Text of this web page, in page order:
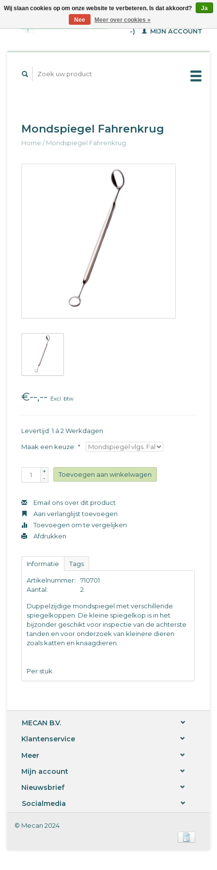
WINKELWAGEN (€--,-
-)
MIJN ACCOUNT
Mondspiegel Fahrenkrug
Home /Mondspiegel Fahrenkrug
€--,-- Excl. btw
Levertijd: 1 á 2 Werkdagen
Maak een keuze: *
+
-
Toevoegen aan winkelwagen
Email ons over dit product
Aan verlanglijst toevoegen
Toevoegen om te vergelijken
Afdrukken
Informatie Tags
Artikelnummer:
710701
Aantal:
2
Duppelzijdige mondspiegel met verschillende
spiegelkoppen. De kleine spiegelkop is in het
bijzonder geschikt voor inspectie van de achterste
tanden en voor onderzoek van kleinere dieren
zoals katten en knaagdieren.
Per stuk.
MECAN B.V.
Klantenservice
Meer
Mijn account
Nieuwsbrief
Socialmedia
Wij slaan cookies op om onze website te verbeteren. Is dat akkoord?
Ja
Nee
Meer over cookies »